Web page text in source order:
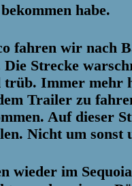
habe.
fahren wir nach
Die Strecke
trüb. Immer mehr
Trailer zu
Auf dieser
Nicht um sonst
wieder im